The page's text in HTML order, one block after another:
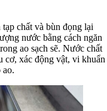
chất và bùn đọng lại
nước bằng cách ngăn
ao sạch sẽ. Nước chất
cơ, xác động vật, vi khuẩn
ao.